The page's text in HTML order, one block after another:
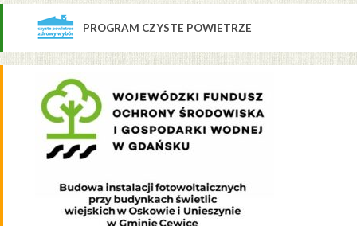
PROGRAM CZYSTE POWIETRZE